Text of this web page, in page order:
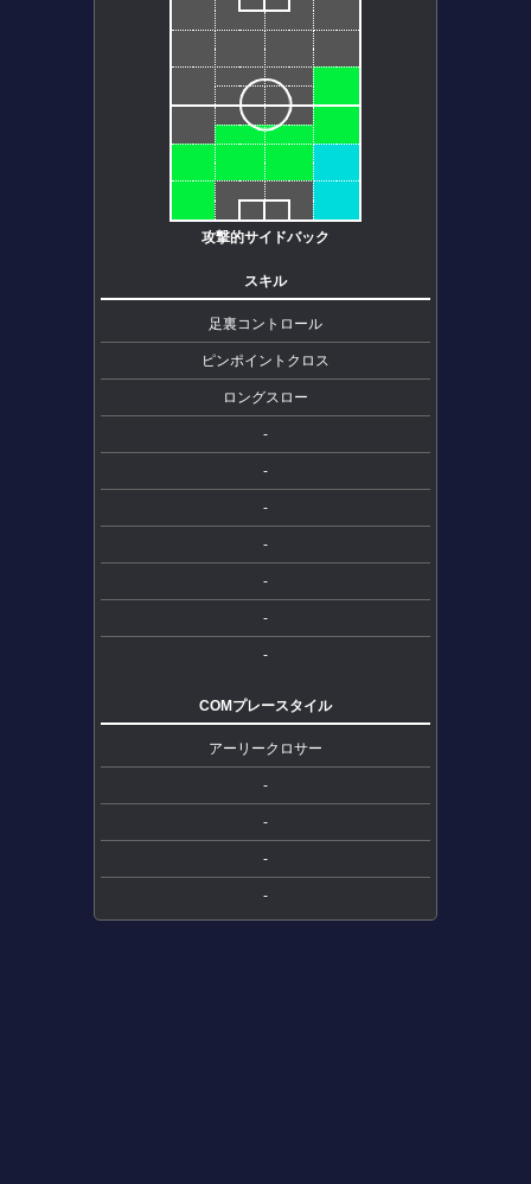
攻撃的サイドバック
スキル
足裏コントロール
ピンポイントクロス
ロングスロー
-
-
-
-
-
-
-
COMプレースタイル
アーリークロサー
-
-
-
-